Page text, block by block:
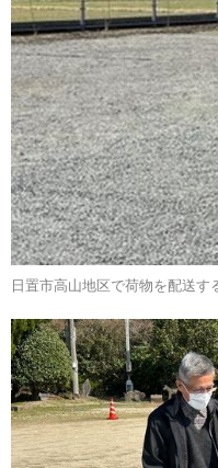
日置市高山地区で荷物を配送す